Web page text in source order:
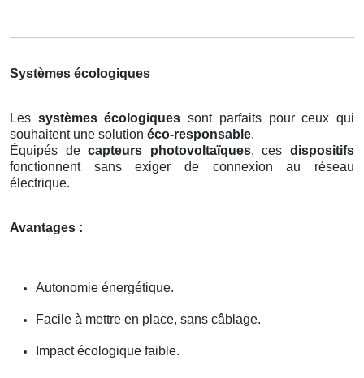
Systèmes écologiques
Les systèmes écologiques sont parfaits pour ceux qui
souhaitent une solution éco-responsable.
Équipés decapteurs photovoltaïques, cesdispositifs
fonctionnent sans exiger de connexion au réseau
électrique.
Avantages :
Autonomie énergétique.
Facile à mettre en place, sans câblage.
Impact écologique faible.